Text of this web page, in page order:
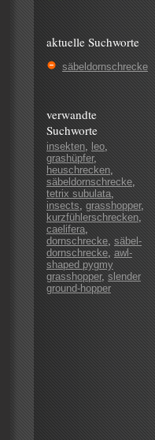
aktuelle Suchworte
säbeldornschrecke
verwandte
Suchworte
insekten, leo,
grashüpfer,
heuschrecken,
säbeldornschrecke,
tetrix subulata,
insects, grasshopper,
kurzfühlerschrecken,
caelifera,
dornschrecke, säbel-
dornschrecke, awl-
shaped pygmy
grasshopper, slender
ground-hopper